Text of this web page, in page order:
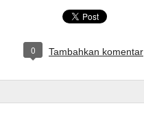
0 Tambahkan komentar